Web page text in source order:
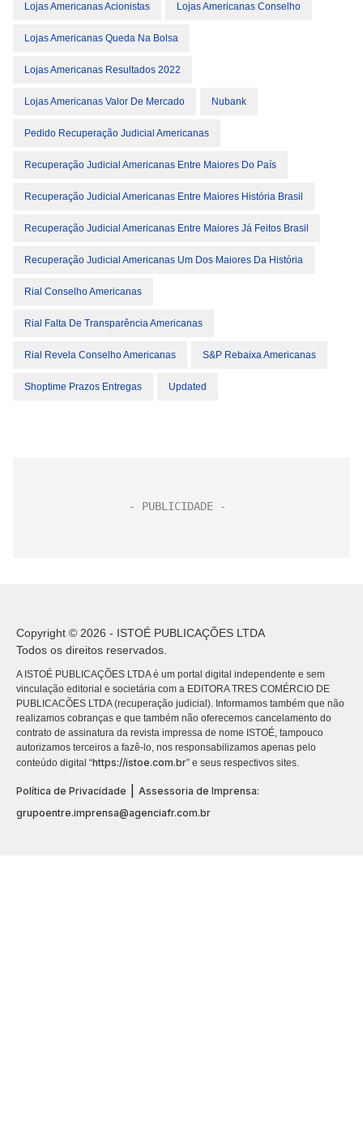
Lojas Americanas Acionistas Lojas Americanas Conselho
Lojas Americanas Queda Na Bolsa
Lojas Americanas Resultados 2022
Lojas Americanas Valor De Mercado Nubank
Pedido Recuperação Judicial Americanas
Recuperação Judicial Americanas Entre Maiores Do País
Recuperação Judicial Americanas Entre Maiores História Brasil
Recuperação Judicial Americanas Entre Maiores Já Feitos Brasil
Recuperação Judicial Americanas Um Dos Maiores Da História
Rial Conselho Americanas
Rial Falta De Transparência Americanas
Rial Revela Conselho Americanas S&P Rebaixa Americanas
Shoptime Prazos Entregas Updated
Copyright © 2026 - ISTOÉ PUBLICAÇÕES LTDA
Todos os direitos reservados.
A ISTOÉ PUBLICAÇÕES LTDA é um portal digital independente e sem
vinculação editorial e societária com a EDITORA TRES COMÉRCIO DE
PUBLICACÕES LTDA (recuperação judicial). Informamos também que não
realizamos cobranças e que também não oferecemos cancelamento do
contrato de assinatura da revista impressa de nome ISTOÉ, tampouco
autorizamos terceiros a fazê-lo, nos responsabilizamos apenas pelo
conteúdo digital “https://istoe.com.br” e seus respectivos sites.
Política de Privacidade
Assessoria de Imprensa:
grupoentre.imprensa@agenciafr.com.br